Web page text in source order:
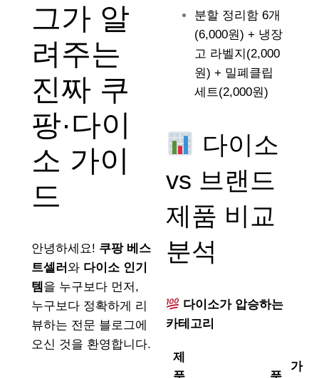
그가 알
려주는
진짜 쿠
팡·다이
소 가이
드
안녕하세요! 쿠팡 베스
트셀러 와 다이소 인기
템 을 누구보다 먼저,
누구보다 정확하게 리
뷰하는 전문 블로그에
오신 것을 환영합니다.
분할 정리함 6개
(6,000원) + 냉장
고 라벨지(2,000
원) + 밀폐클립
세트(2,000원)
다이소
vs 브랜드
제품 비교
분석
다이소가 압승하는
카테고리
제
가